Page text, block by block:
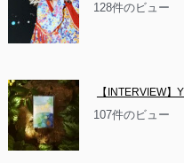
128件のビュー
【INTERVIEW】
107件のビュー